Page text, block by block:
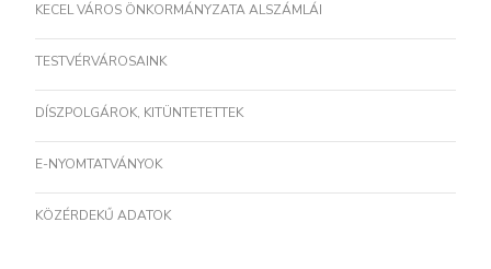
KECEL VÁROS ÖNKORMÁNYZATA ALSZÁMLÁI
TESTVÉRVÁROSAINK
DÍSZPOLGÁROK, KITÜNTETETTEK
E-NYOMTATVÁNYOK
KÖZÉRDEKŰ ADATOK